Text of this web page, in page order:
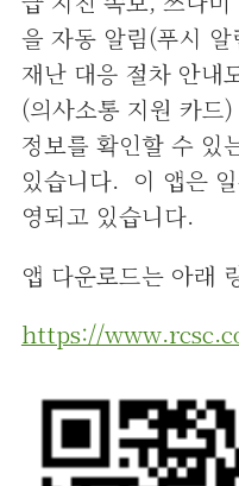
을 자동 알림(푸시
재난 대응 절차 안내
(의사소통 지원 카드
정보를 확인할 수 있
있습니다. 이 앱은
영되고 있습니다.
앱 다운로드는 아래
https://